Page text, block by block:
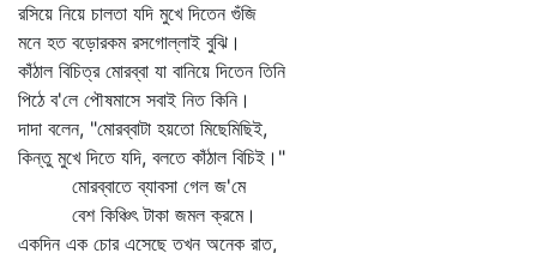
রসিয়ে নিয়ে চালতা যদি মুখে দিতেন গুঁজি
মনে হত বড়োরকম রসগোল্লাই বুঝি।
কাঁঠাল বিচিত্র মোরব্বা যা বানিয়ে দিতেন তিনি
পিঠে ব'লে পৌষমাসে সবাই নিত কিনি।
দাদা বলেন, "মোরব্বাটা হয়তো মিছেমিছিই,
কিন্তু মুখে দিতে যদি, বলতে কাঁঠাল বিচিই।"
মোরব্বাতে ব্যাবসা গেল জ'মে
বেশ কিঞ্চিৎ টাকা জমল ক্রমে।
একদিন এক চোর এসেছে তখন অনেক রাত,